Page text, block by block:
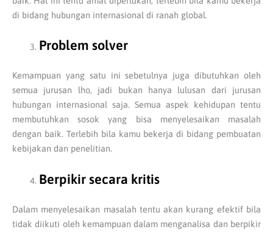
di bidang hubungan internasional di ranah global.
Problem solver
Kemampuan yang satu ini sebetulnya juga dibutuhkan oleh
semua jurusan lho, jadi bukan hanya lulusan dari jurusan
hubungan internasional saja. Semua aspek kehidupan tentu
membutuhkan sosok yang bisa menyelesaikan masalah
dengan baik. Terlebih bila kamu bekerja di bidang pembuatan
kebijakan dan penelitian.
Berpikir secara kritis
Dalam menyelesaikan masalah tentu akan kurang efektif bila
tidak diikuti oleh kemampuan dalam menganalisa dan berpikir